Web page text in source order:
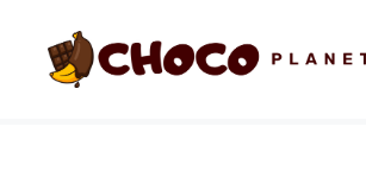
contenido